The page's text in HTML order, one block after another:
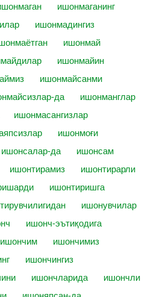
ишонмаганинг
ишонмадингиз
ишонмай
ишонмайин
ишонмайсанми
да
ишонманглар
ишонмасангизлар
ишонмоғи
ишонсалар-да
ишонсам
ишонтирамиз
ишонтирарли
ишонтиришга
ишонувчилар
ишонч-эътиқодига
ишончим
ишончимиз
ишончингиз
ишончларида
ишончли